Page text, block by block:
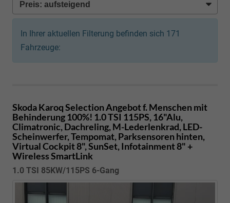
In Ihrer aktuellen Filterung befinden sich 171
Fahrzeuge:
Skoda KaroqSelection Angebot f. Menschen mit
Behinderung 100%! 1.0 TSI 115PS, 16"Alu,
Climatronic, Dachreling, M-Lederlenkrad, LED-
Scheinwerfer, Tempomat, Parksensoren hinten,
Virtual Cockpit 8", SunSet, Infotainment 8" +
Wireless SmartLink
1.0 TSI 85KW/115PS 6-Gang